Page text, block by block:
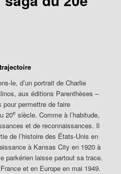
le, d’un portrait de Charlie
aux éditions Parenthèses –
permettre de faire
20e siècle. Comme à l’habitude,
et de reconnaissances. Il
de l’histoire des États-Unis en
à Kansas City en 1920 à
parkérien laisse partout sa trace.
et en Europe en mai 1949.